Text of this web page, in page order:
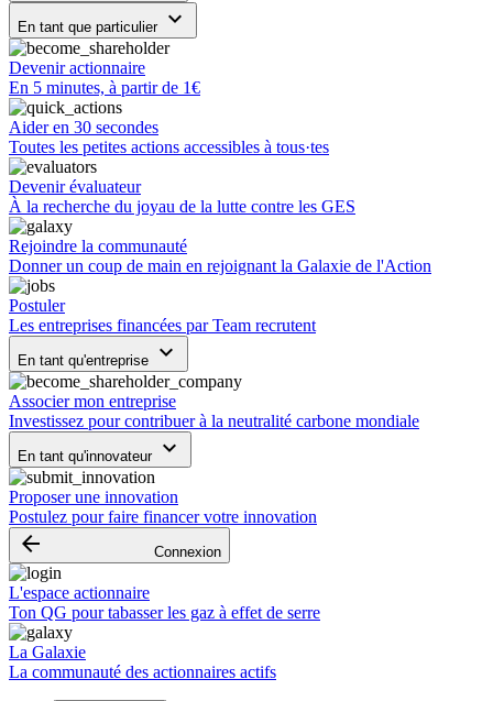
En tant que particulier keyboard_arrow_down
Devenir actionnaire
En 5 minutes, à partir de 1€
Aider en 30 secondes
Toutes les petites actions accessibles à tous·tes
Devenir évaluateur
À la recherche du joyau de la lutte contre les GES
Rejoindre la communauté
Donner un coup de main en rejoignant la Galaxie de l'Action
Postuler
Les entreprises financées par Team recrutent
En tant qu'entreprise keyboard_arrow_down
Associer mon entreprise
Investissez pour contribuer à la neutralité carbone mondiale
En tant qu'innovateur keyboard_arrow_down
Proposer une innovation
Postulez pour faire financer votre innovation
arrow_backward Connexion
L'espace actionnaire
Ton QG pour tabasser les gaz à effet de serre
La Galaxie
La communauté des actionnaires actifs